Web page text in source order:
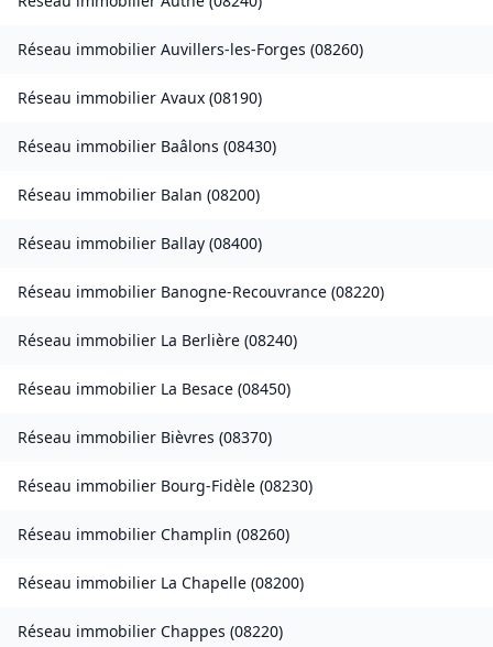
Réseau immobilier Auvillers-les-Forges (08260)
Réseau immobilier Avaux (08190)
Réseau immobilier Baâlons (08430)
Réseau immobilier Balan (08200)
Réseau immobilier Ballay (08400)
Réseau immobilier Banogne-Recouvrance (08220)
Réseau immobilier La Berlière (08240)
Réseau immobilier La Besace (08450)
Réseau immobilier Bièvres (08370)
Réseau immobilier Bourg-Fidèle (08230)
Réseau immobilier Champlin (08260)
Réseau immobilier La Chapelle (08200)
Réseau immobilier Chappes (08220)